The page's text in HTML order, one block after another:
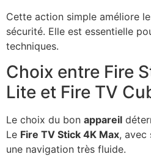
Cette action simple améliore
sécurité. Elle est essentielle
techniques.
Choix entre Fire
Lite et Fire TV
Le choix du bon appareil
Le Fire TV Stick 4K Max, avec
une navigation très fluide.